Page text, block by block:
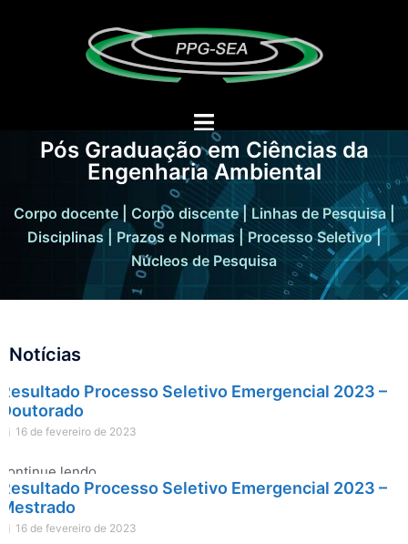
Pós Graduação em Ciências da
Engenharia Ambiental
Corpo docente| Corpo discente| Linhas de Pesquisa|
Disciplinas
Prazos e Normas| Processo Seletivo|
Núcleos de Pesquisa
Notícias
Resultado Processo Seletivo Emergencial 2023 –
Doutorado
16 de fevereiro de 2023
continue lendo
Resultado Processo Seletivo Emergencial 2023 –
Mestrado
16 de fevereiro de 2023